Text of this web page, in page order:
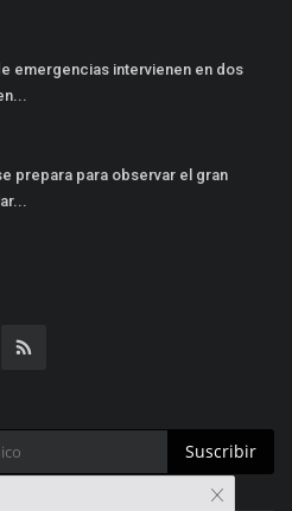
emergencias intervienen en dos
prepara para observar el gran
Suscribir